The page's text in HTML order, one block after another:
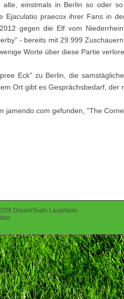
einstmals in Berlin so oder
praecox ihrer Fans in
gegen die Elf vom
- bereits mit 29.999
Worte über diese Partie
Eck" zu Berlin, die
Ort gibt es Gesprächsbedarf, der
jamendo.com gefunden, "The
DreamTeam Laupheim